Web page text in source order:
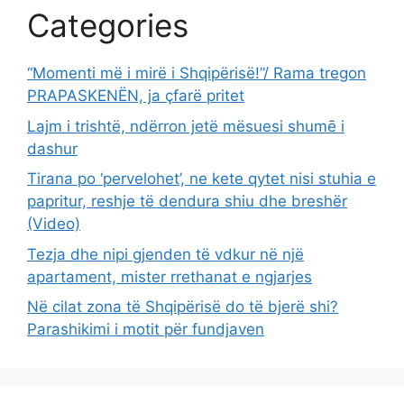
Categories
“Momenti më i mirë i Shqipërisë!”/ Rama tregon
PRAPASKENËN, ja çfarë pritet
Lajm i trishtë, ndërron jetë mësuesi shumē i
dashur
Tirana po ‘pervelohet’, ne kete qytet nisi stuhia e
papritur, reshje të dendura shiu dhe breshër
(Video)
Tezja dhe nipi gjenden të vdkur në një
apartament, mister rrethanat e ngjarjes
Në cilat zona të Shqipërisë do të bjerë shi?
Parashikimi i motit për fundjaven